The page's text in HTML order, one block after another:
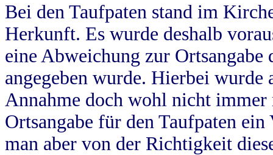
Bei den Taufpaten stand im
Herkunft. Es wurde deshalb
eine Abweichung zur
angegeben wurde. Hierbei wurde
Annahme doch wohl nicht
Ortsangabe für den Taufpaten
man aber von der Richtigkeit